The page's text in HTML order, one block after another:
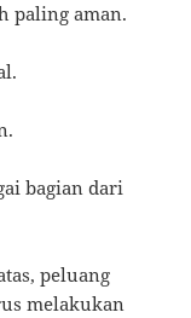
paling aman.
bagian dari
peluang
melakukan